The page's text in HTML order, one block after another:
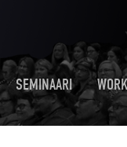
SEMINAARI